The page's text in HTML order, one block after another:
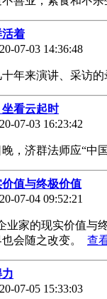
着
07-03 14:36:48
年来演讲、采访
看云起时
07-03 16:23:42
晚，济群法师应“
值与终极价值
07-04 09:52:21
业家的现实价值与
会随之改变。 查
07-05 15:33:03